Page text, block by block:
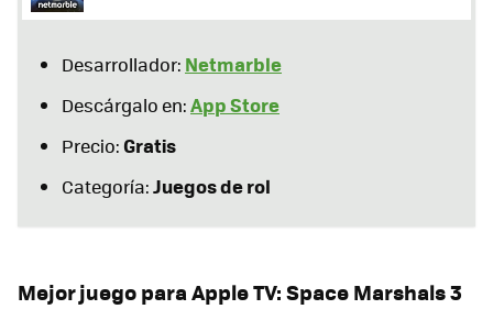
Desarrollador: Netmarble
Descárgalo en:App Store
Precio:Gratis
Categoría:Juegos de rol
Mejor juego para Apple TV: Space Marshals 3